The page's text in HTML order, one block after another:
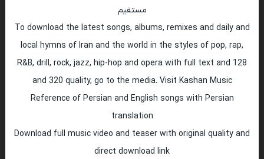
مستقیم
To download the latest songs, albums, remixes and daily and
local hymns of Iran and the world in the styles of pop, rap,
R&B, drill, rock, jazz, hip-hop and opera with full text and 128
and 320 quality, go to the media. Visit Kashan Music
Reference of Persian and English songs with Persian
translation
Download full music video and teaser with original quality and
direct download link